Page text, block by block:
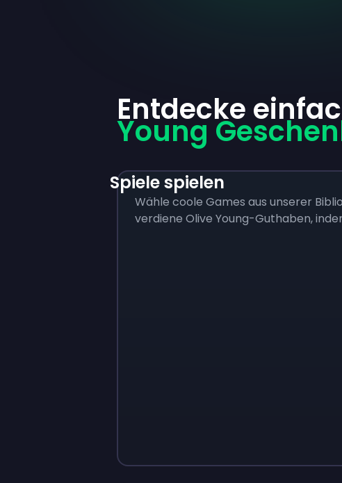
Entdecke
Young
Spiele spielen
Wähle coole Games aus unserer
verdiene Olive Young-Guthaben,